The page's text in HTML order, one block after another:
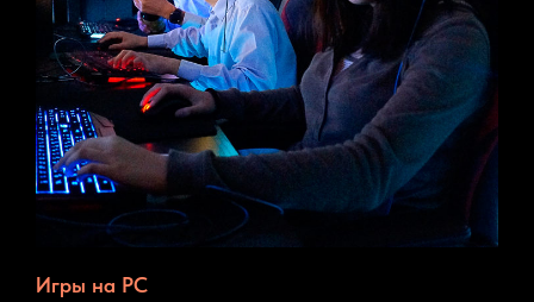
Игры на PC